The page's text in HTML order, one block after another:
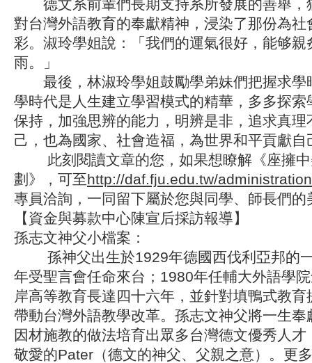
德文系前輩們長期支持系所發展的善舉，
對台灣外語教育的奉獻精神，浸染了那份為社
彩。淑玲學姐說：「我們的運氣很好，能够
雨。」
最後，林淑玲學姐鼓勵學弟妹們把握求學
學時代是人生建立學習模式的精華，多多探索
保持，加強思辨的能力，明辨是非，追求真理
己，也為國家、社會造福，為世界和平貢獻
此刻閱讀文章的您，如果想瞭解《座擁中
劃》，可至http://daf.fju.edu.tw/
專員洽詢，一同留下屬於您與同學、師長們的
【資金與募款中心陳宣后採訪報導】
孫志文神父小檔案：
孫神父出生於1929年德國西伐利亞邦的
年受聖言會任命來台；1980年任輔大外語學
岸高等教育長達四十六年，並針對填鴨式教
帶動台灣外語教學改革。孫志文神父將一生
因材施教的做法培育出眾多台灣德文優秀人
敬愛的Pater（德文的神父、父親之意）。更